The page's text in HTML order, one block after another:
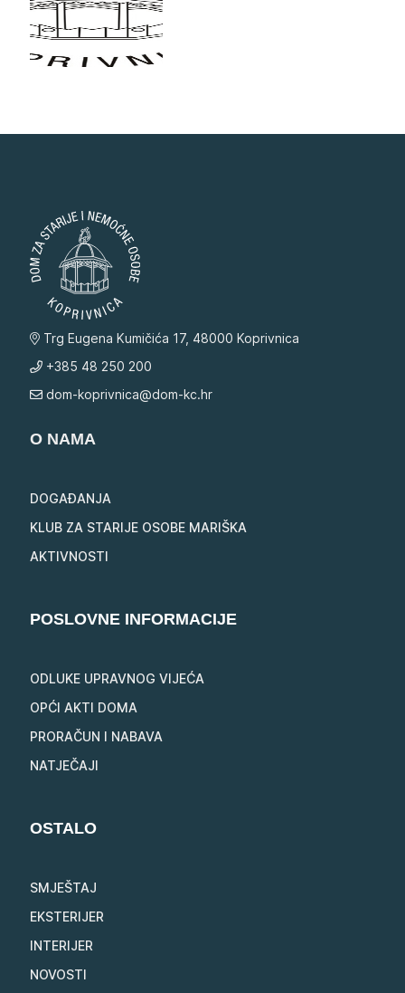
Trg Eugena Kumičića 17, 48000 Koprivnica
+385 48 250 200
dom-koprivnica@dom-kc.hr
O NAMA
DOGAĐANJA
KLUB ZA STARIJE OSOBE MARIŠKA
AKTIVNOSTI
POSLOVNE INFORMACIJE
ODLUKE UPRAVNOG VIJEĆA
OPĆI AKTI DOMA
PRORAČUN I NABAVA
NATJEČAJI
OSTALO
SMJEŠTAJ
EKSTERIJER
INTERIJER
NOVOSTI